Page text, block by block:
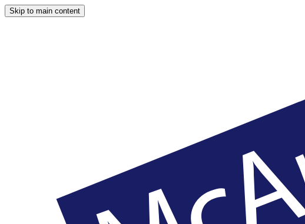
Skip to main content